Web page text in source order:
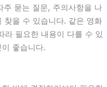
묻는 질문, 주의사항을 나
찾을 수 있습니다. 같은 영화
라 필요한 내용이 다를 수 있
좋습니다.